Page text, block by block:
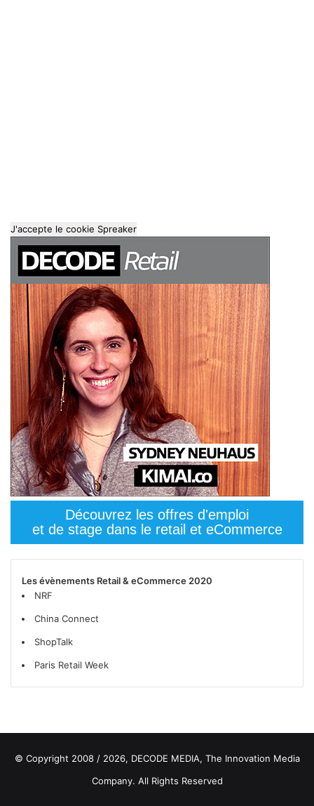
J'accepte le cookie Spreaker
Découvrez les offres d'emploi
et de stage dans le retail et eCommerce
Les évènements Retail & eCommerce 2020
NRF
China Connect
ShopTalk
Paris Retail Week
© Copyright 2008 / 2026, DECODE MEDIA, The Innovation Media
Company. All Rights Reserved